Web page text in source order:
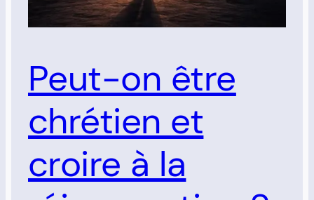
Peut-on être
chrétien et
croire à la